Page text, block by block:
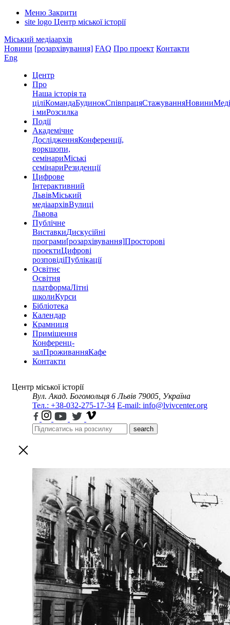
Меню Закрити
site logo Центр міської історії
Міський медіаархів
Новини [розархівування] FAQ Про проект Контакти
Eng
Центр
Про
Наша історія та
ціліКомандаБудинокСпівпрацяСтажуванняНовини
і миРозсилка
Події
Академічне
ДослідженняКонференції,
воркшопи,
семінариМіські
семінариРезиденції
Цифрове
Інтерактивний
ЛьвівМіський
медіаархівВулиці
Львова
Публічне
ВиставкиДискусійні
програми[розархівування]Просторові
проектиЦифрові
розповідіПублікації
Освітнє
Освітня
платформаЛітні
школиКурси
Бібліотека
Календар
Крамниця
Приміщення
Конференц-
залПроживанняКафе
Контакти
Центр міської історії
Вул. Акад. Богомольця 6 Львів 79005, Україна
Тел.: +38-032-275-17-34 E-mail: info@lvivcenter.org
search